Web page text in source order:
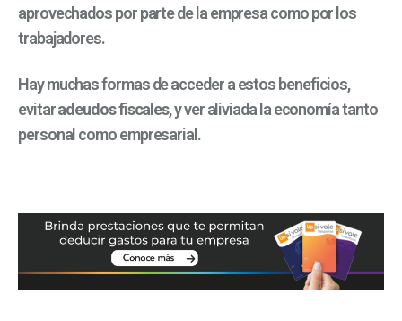
aprovechados por parte de la empresa como por los
trabajadores.
Hay muchas formas de acceder a estos beneficios,
evitaradeudos fiscales, y ver aliviada la economía tanto
personal como empresarial.